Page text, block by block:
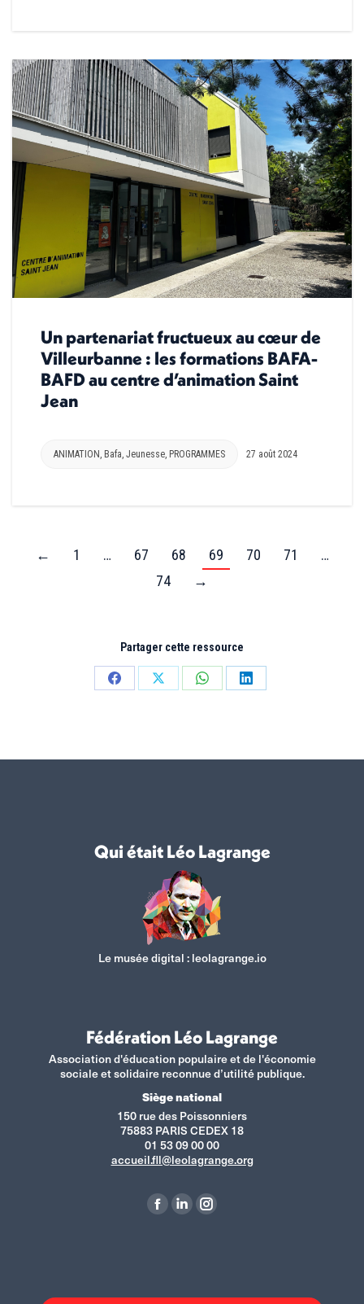
Un partenariat fructueux au cœur de
Villeurbanne : les formations BAFA-
BAFD au centre d’animation Saint
Jean
ANIMATION, Bafa, Jeunesse, PROGRAMMES 27 août 2024
← 1 … 67 68 69 70 71
…
74
→
Partager cette ressource
PartagerPartagerPartagerPartager
Qui était Léo Lagrange
Le musée digital :leolagrange.io
Fédération Léo Lagrange
Association d'éducation populaire et de l'économie
sociale et solidaire reconnue d’utilité publique.
Siège national
150 rue des Poissonniers
75883 PARIS CEDEX 18
01 53 09 00 00
accueil.fll@leolagrange.org
La
dans
La
dans
La
dans